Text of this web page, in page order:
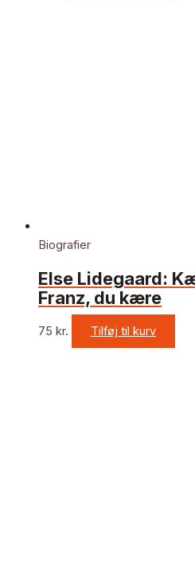
Biografier
Else Lidegaard:
Franz, du kære
75 kr. Tilføj til kurv